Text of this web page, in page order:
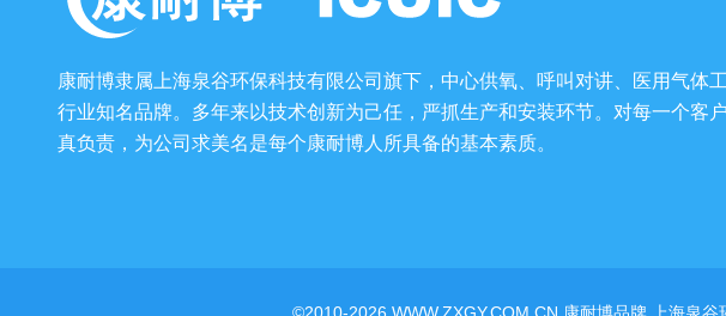
康耐博隶属上海泉谷环保科技有限公司旗下，中心供氧、呼叫对讲、医用气体
行业知名品牌。多年来以技术创新为己任，严抓生产和安装环节。对每一个客
真负责，为公司求美名是每个康耐博人所具备的基本素质。